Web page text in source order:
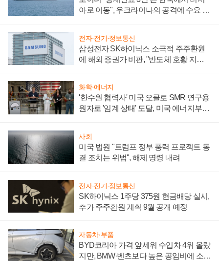
아로 이동", 우크라이나의 공격에 수요 늘
전자·전기·정보통신
삼성전자 SK하이닉스 소극적 주주환원
에 해외 증권가 비판, "반도체 호황 지속
화학·에너지
'한수원 협력사' 미국 오클로 SMR 연구용
원자로 '임계 상태' 도달, 미국 에너지부
사회
미국 법원 "트럼프 정부 풍력 프로젝트 동
결 조치는 위법", 해제 명령 내려
전자·전기·정보통신
SK하이닉스 1주당 375원 현금배당 실시,
추가 주주환원 계획 9월 공개 예정
자동차·부품
BYD코리아 가격 앞세워 수입차 4위 올랐
지만, BMW·벤츠보다 높은 공임비에 소비